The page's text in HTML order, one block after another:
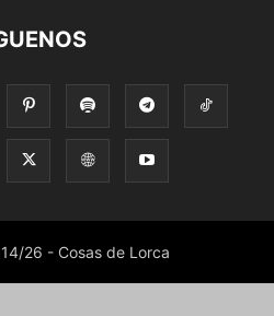
26 - Cosas de Lorca